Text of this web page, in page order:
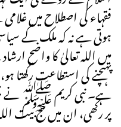
فقہاء کی اصطلاح میں
ہوتی ہے نہ کہ ملک کے
میں اللہ تعالیٰ کا واضح
پہنچنے کی استطاعت رکھتا
ہے۔ نبی کریم ﷺ نے بھی
پر رکھی، ان میں حج بیت